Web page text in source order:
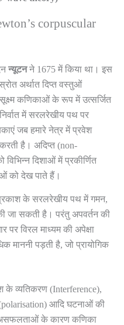
corpuscular
न्यूटनने 1675 में किया था। इस
अर्थात दिप्त वस्तुओं
कणिकाओं के रूप में उत्सर्जित
में सरलरेखीय पथ पर
जब हमारे नेत्र में प्रवेश
है। अदिप्त (non-
दिशाओं में प्रकीर्णित
को देख पाते हैं।
के सरलरेखीय पथ में गमन,
जा सकती है। परंतु अपवर्तन की
पर विरल माध्यम की अपेक्षा
माननी पड़ती है, जो प्रायोगिक
के व्यतिकरण (Interference),
आदि घटनाओं की
असफलताओं के कारण कणिका